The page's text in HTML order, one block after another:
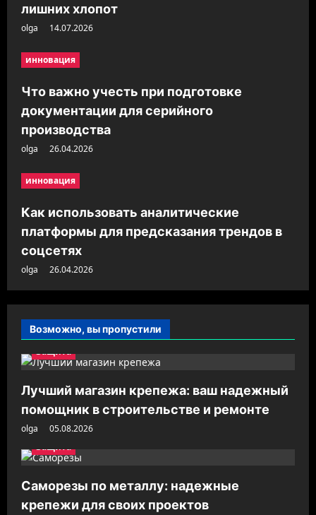
и
с
лишних хлопот
olga 14.07.2026
инновация
Что важно учесть при подготовке
документации для серийного
производства
olga 26.04.2026
инновация
Как использовать аналитические
платформы для предсказания трендов в
соцсетях
olga 26.04.2026
Возможно, вы пропустили
Защита
Лучший магазин крепежа: ваш надежный
помощник в строительстве и ремонте
olga
05.08.2026
Защита
Саморезы по металлу: надежные
крепежи для своих проектов